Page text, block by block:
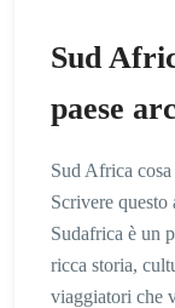
Sud
paese
Sud Africa
Scrivere
Sudafrica è un
ricca storia,
viaggiatori che